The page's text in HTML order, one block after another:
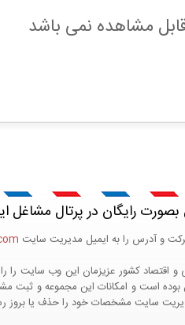
مشاهده نمی باشد
بصورت رایگان در پرتال
و آدرس را به ایمیل مدیریت سایت
است و امکانات این مجموعه و ثبت
سایت مشخصات خود را حذف یا بروز